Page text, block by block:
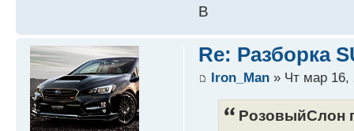
B
Re: Разборка
Iron_Man» Чт мар 16,
РозовыйСлон